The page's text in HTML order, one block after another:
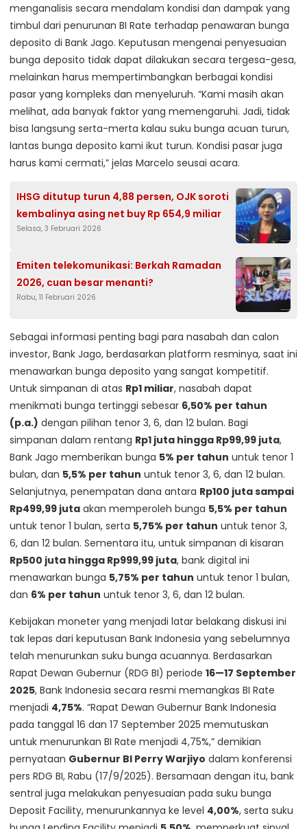
menganalisis secara mendalam kondisi dan dampak yang
timbul dari penurunan BI Rate terhadap penawaran bunga
deposito di Bank Jago. Keputusan mengenai penyesuaian
bunga deposito tidak dapat dilakukan secara tergesa-gesa,
melainkan harus mempertimbangkan berbagai kondisi
pasar yang kompleks dan menyeluruh. “Kami masih akan
melihat, ada banyak faktor yang memengaruhi. Jadi, tidak
bisa langsung serta-merta kalau suku bunga acuan turun,
lantas bunga deposito kami ikut turun. Kondisi pasar juga
harus kami cermati,” jelas Marcelo seusai acara.
IHSG ditutup turun 4,88 persen, OJK soroti
kembalinya asing net buy Rp 654,9 miliar
Selasa, 3 Februari 2026
Emiten telekomunikasi: Berkah Ramadan
2026, cuan besar menanti?
Rabu, 11 Februari 2026
Sebagai informasi penting bagi para nasabah dan calon
investor, Bank Jago, berdasarkan platform resminya, saat ini
menawarkan bunga deposito yang sangat kompetitif.
Untuk simpanan di atas Rp1 miliar, nasabah dapat
menikmati bunga tertinggi sebesar 6,50% per tahun
(p.a.) dengan pilihan tenor 3, 6, dan 12 bulan. Bagi
simpanan dalam rentang Rp1 juta hingga Rp99,99 juta,
Bank Jago memberikan bunga 5% per tahun untuk tenor 1
bulan, dan 5,5% per tahun untuk tenor 3, 6, dan 12 bulan.
Selanjutnya, penempatan dana antara Rp100 juta sampai
Rp499,99 juta akan memperoleh bunga 5,5% per tahun
untuk tenor 1 bulan, serta 5,75% per tahun untuk tenor 3,
6, dan 12 bulan. Sementara itu, untuk simpanan di kisaran
Rp500 juta hingga Rp999,99 juta, bank digital ini
menawarkan bunga 5,75% per tahun untuk tenor 1 bulan,
dan 6% per tahun untuk tenor 3, 6, dan 12 bulan.
Kebijakan moneter yang menjadi latar belakang diskusi ini
tak lepas dari keputusan Bank Indonesia yang sebelumnya
telah menurunkan suku bunga acuannya. Berdasarkan
Rapat Dewan Gubernur (RDG BI) periode 16—17 September
2025, Bank Indonesia secara resmi memangkas BI Rate
menjadi 4,75%. “Rapat Dewan Gubernur Bank Indonesia
pada tanggal 16 dan 17 September 2025 memutuskan
untuk menurunkan BI Rate menjadi 4,75%,” demikian
pernyataan Gubernur BI Perry Warjiyo dalam konferensi
pers RDG BI, Rabu (17/9/2025). Bersamaan dengan itu, bank
sentral juga melakukan penyesuaian pada suku bunga
Deposit Facility, menurunkannya ke level 4,00%, serta suku